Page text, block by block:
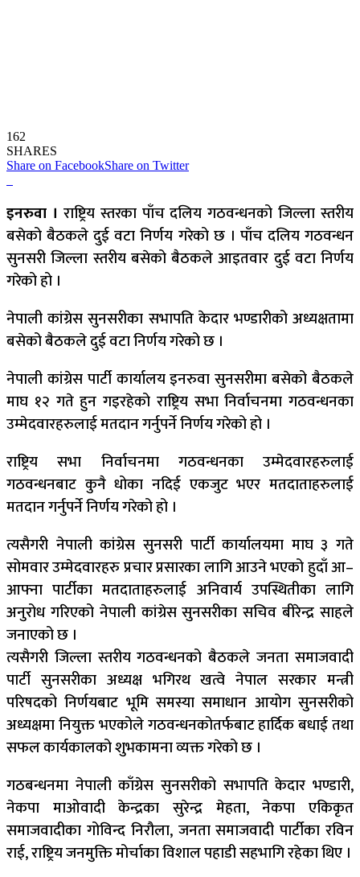
162
SHARES
Share on FacebookShare on Twitter
इनरुवा । राष्ट्रिय स्तरका पाँच दलिय गठवन्धनको जिल्ला स्तरीय
बसेको बैठकले दुई वटा निर्णय गरेको छ । पाँच दलिय गठवन्धन
सुनसरी जिल्ला स्तरीय बसेको बैठकले आइतवार दुई वटा निर्णय
गरेको हो ।
नेपाली कांग्रेस सुनसरीका सभापति केदार भण्डारीको अध्यक्षतामा
बसेको बैठकले दुई वटा निर्णय गरेको छ ।
नेपाली कांग्रेस पार्टी कार्यालय इनरुवा सुनसरीमा बसेको बैठकले
माघ १२ गते हुन गइरहेको राष्ट्रिय सभा निर्वाचनमा गठवन्धनका
उम्मेदवारहरुलाई मतदान गर्नुपर्ने निर्णय गरेको हो ।
राष्ट्रिय सभा निर्वाचनमा गठवन्धनका उम्मेदवारहरुलाई
गठवन्धनबाट कुनै धोका नदिई एकजुट भएर मतदाताहरुलाई
मतदान गर्नुपर्ने निर्णय गरेको हो ।
त्यसैगरी नेपाली कांग्रेस सुनसरी पार्टी कार्यालयमा माघ ३ गते
सोमवार उम्मेदवारहरु प्रचार प्रसारका लागि आउने भएको हुदाँ आ–
आफ्ना पार्टीका मतदाताहरुलाई अनिवार्य उपस्थितीका लागि
अनुरोध गरिएको नेपाली कांग्रेस सुनसरीका सचिव बीरेन्द्र साहले
जनाएको छ ।
त्यसैगरी जिल्ला स्तरीय गठवन्धनको बैठकले जनता समाजवादी
पार्टी सुनसरीका अध्यक्ष भगिरथ खत्वे नेपाल सरकार मन्त्री
परिषदको निर्णयबाट भूमि समस्या समाधान आयोग सुनसरीको
अध्यक्षमा नियुक्त भएकोले गठवन्धनकोतर्फबाट हार्दिक बधाई तथा
सफल कार्यकालको शुभकामना व्यक्त गरेको छ ।
गठबन्धनमा नेपाली काँग्रेस सुनसरीको सभापति केदार भण्डारी,
नेकपा माओवादी केन्द्रका सुरेन्द्र मेहता, नेकपा एकिकृत
समाजवादीका गोविन्द निरौला, जनता समाजवादी पार्टीका रविन
राई, राष्ट्रिय जनमुक्ति मोर्चाका विशाल पहाडी सहभागि रहेका थिए ।